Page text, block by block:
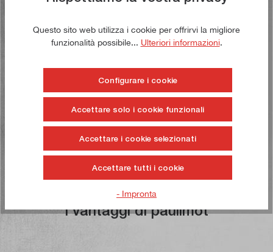
6,50 €*
Tempo di consegna: 1-3 giorni lavorativi **
I vantaggi di paulimot
Questo sito web utilizza i cookie per offrirvi la migliore
funzionalità possibile... Ulteriori informazioni.
Configurare i cookie
Accettare solo i cookie funzionali
Accettare i cookie selezionati
Accettare tutti i cookie
- Impronta